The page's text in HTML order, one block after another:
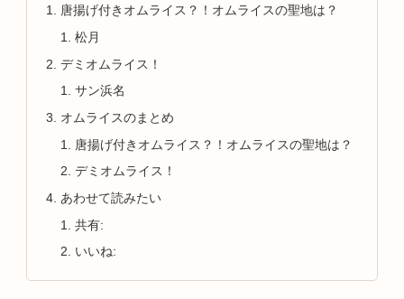
唐揚げ付きオムライス？！オムライスの聖地は？
松月
デミオムライス！
サン浜名
オムライスのまとめ
唐揚げ付きオムライス？！オムライスの聖地は？
デミオムライス！
あわせて読みたい
共有:
いいね: